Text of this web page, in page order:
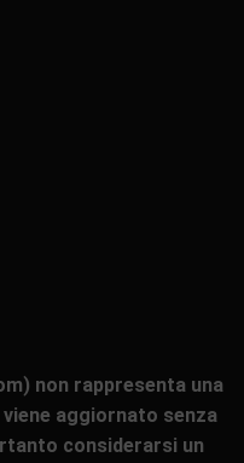
non rappresenta una
aggiornato senza
considerarsi un